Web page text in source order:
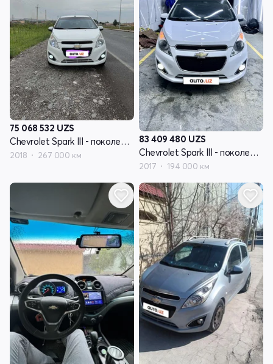
75 068 532 UZS
Chevrolet Spark III - поколение
2018 267 000 км
83 409 480 UZS
Chevrolet Spark III - поколение
2017 194 000 км